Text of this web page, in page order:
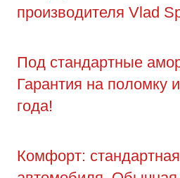
производителя Vlad
Под стандартные
Гарантия на поломку
года!
Комфорт: